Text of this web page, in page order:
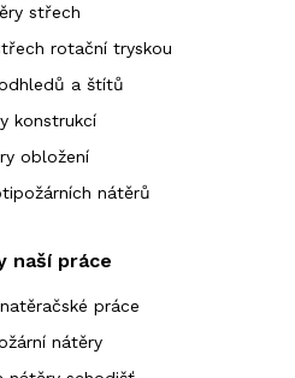
střech
rotační tryskou
a štítů
konstrukcí
obložení
nátěrů
naší práce
práce
nátěry